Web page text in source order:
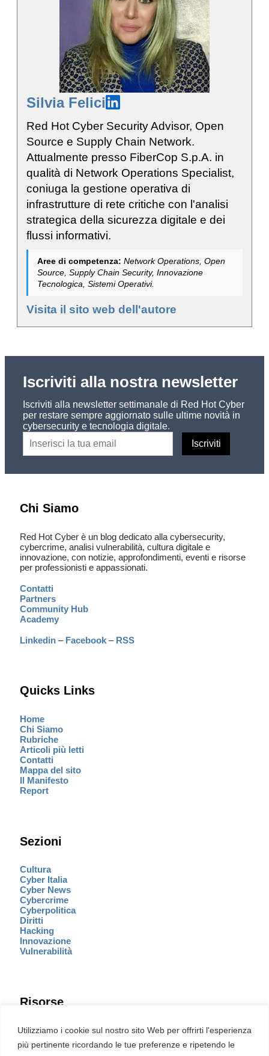
Utilizziamo i cookie sul nostro sito Web per offrirti l'esperienza
più pertinente ricordando le tue preferenze e ripetendo le
Silvia Felici
Red Hot Cyber Security Advisor, Open
Source e Supply Chain Network.
Attualmente presso FiberCop S.p.A. in
qualità di Network Operations Specialist,
coniuga la gestione operativa di
infrastrutture di rete critiche con l'analisi
strategica della sicurezza digitale e dei
flussi informativi.
Aree di competenza: Network Operations, Open
Source, Supply Chain Security, Innovazione
Tecnologica, Sistemi Operativi.
Visita il sito web dell'autore
Iscriviti alla nostra newsletter
Iscriviti alla newsletter settimanale di Red Hot Cyber
per restare sempre aggiornato sulle ultime novità in
cybersecurity e tecnologia digitale.
Chi Siamo
Red Hot Cyber è un blog dedicato alla cybersecurity,
cybercrime, analisi vulnerabilità, cultura digitale e
innovazione, con notizie, approfondimenti, eventi e risorse
per professionisti e appassionati.
Contatti
Partners
Community Hub
Academy
Linkedin – Facebook – RSS
Quicks Links
Home
Chi Siamo
Rubriche
Articoli più letti
Contatti
Mappa del sito
Il Manifesto
Report
Sezioni
Cultura
Cyber Italia
Cyber News
Cybercrime
Cyberpolitica
Diritti
Hacking
Innovazione
Vulnerabilità
Risorse
Eventi
Fumetto Cyber
Newsletter